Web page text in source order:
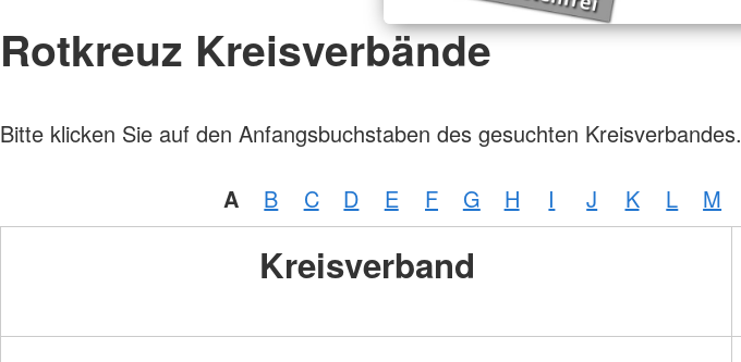
Rotkreuz Kreisverbände
Bitte klicken Sie auf den Anfangsbuchstaben des gesuchten Kreisverbandes.
A B C D E F G H I J K L M
Kreisverband